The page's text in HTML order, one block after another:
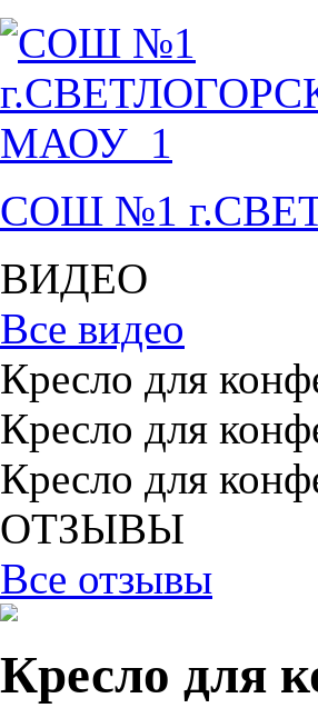
СОШ №1
ВИДЕО
Все видео
Кресло для
Кресло для
Кресло для
ОТЗЫВЫ
Все отзывы
Кресло для